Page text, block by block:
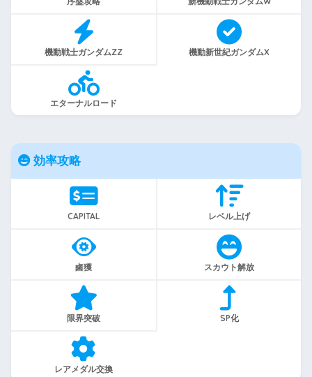
機動戦士ガンダムZZ 機動新世紀ガンダムX
エターナルロード
効率攻略
CAPITAL レベル上げ
鹵獲 スカウト解放
限界突破 SP化
レアメダル交換